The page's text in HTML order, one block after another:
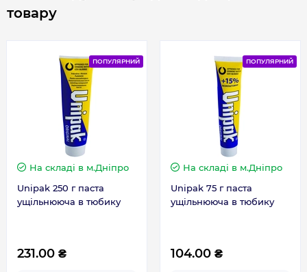
товару
ПОПУЛЯРНИЙ
На складі в м.Дніпро
Unipak 250 г паста
ущільнююча в тюбику
231.00 ₴
ПОПУЛЯРНИЙ
На складі в м.Дніпро
Unipak 75 г паста
ущільнююча в тюбику
104.00 ₴